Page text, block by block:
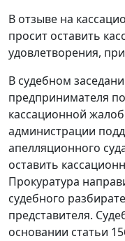
В отзыве на
просит оставить
удовлетворения,
В судебном
предпринимателя
кассационной
администрации
апелляционного
оставить
Прокуратура
судебного
представителя.
основании статьи